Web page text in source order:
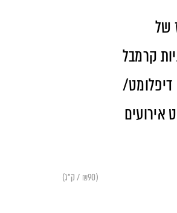
של
קרמבל
דיפלומט/
אירועים
(₪90 / ק"ג)